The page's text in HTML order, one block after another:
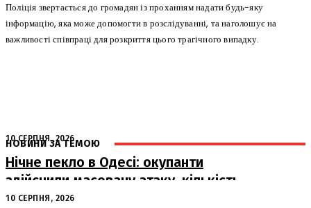
Поліція звертається до громадян із проханням надати будь-яку
інформацію, яка може допомогти в розслідуванні, та наголошує на
важливості співпраці для розкриття цього трагічного випадку.
НОВИНИ ЗА ТЕМОЮ
10 СЕРПНЯ, 2026
Нічне пекло в Одесі: окупанти
здійснили масовану атаку, кількість
постраждалих зростає
10 СЕРПНЯ, 2026